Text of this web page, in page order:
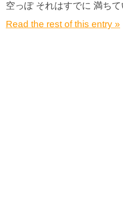
空っぽ それはすでに 満ち
Read the rest of this entry »